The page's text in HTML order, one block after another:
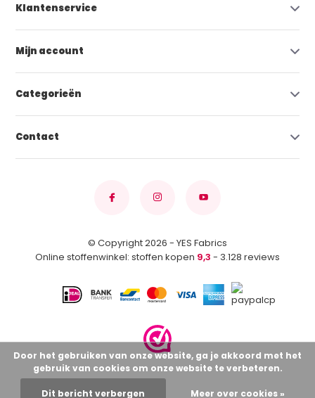
Klantenservice
Mijn account
Categorieën
Contact
© Copyright 2026 - YES Fabrics
Online stoffenwinkel: stoffen kopen 9,3 - 3.128 reviews
Door het gebruiken van onze website, ga je akkoord met het
gebruik van cookies om onze website te verbeteren.
Dit bericht verbergen Meer over cookies »